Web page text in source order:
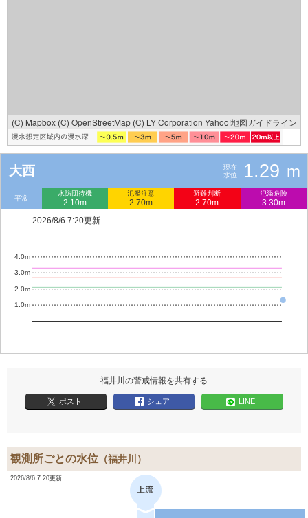
(C) Mapbox (C) OpenStreetMap (C) LY Corporation Yahoo!地図ガイドライン
大西
現在
水位
1.29 m
平常
水防団待機
2.10m
氾濫注意
2.70m
避難判断
2.70m
氾濫危険
3.30m
2026/8/6 7:20更新
1.0m
2.0m
3.0m
4.0m
福井川の警戒情報を共有する
ポスト シェア LINE
観測所ごとの水位 （福井川）
2026/8/6 7:20更新